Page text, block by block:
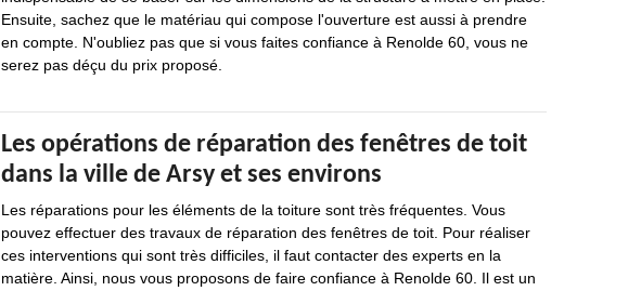
Ensuite, sachez que le matériau qui compose l'ouverture est aussi à prendre
en compte. N'oubliez pas que si vous faites confiance à Renolde 60, vous ne
serez pas déçu du prix proposé.
Les opérations de réparation des fenêtres de toit
dans la ville de Arsy et ses environs
Les réparations pour les éléments de la toiture sont très fréquentes. Vous
pouvez effectuer des travaux de réparation des fenêtres de toit. Pour réaliser
ces interventions qui sont très difficiles, il faut contacter des experts en la
matière. Ainsi, nous vous proposons de faire confiance à Renolde 60. Il est un